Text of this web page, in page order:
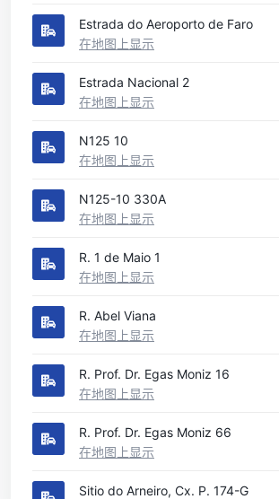
Estrada do Aeroporto de Faro
在地图上显示
Estrada Nacional 2
在地图上显示
N125 10
在地图上显示
N125-10 330A
在地图上显示
R. 1 de Maio 1
在地图上显示
R. Abel Viana
在地图上显示
R. Prof. Dr. Egas Moniz 16
在地图上显示
R. Prof. Dr. Egas Moniz 66
在地图上显示
Sitio do Arneiro, Cx. P. 174-G